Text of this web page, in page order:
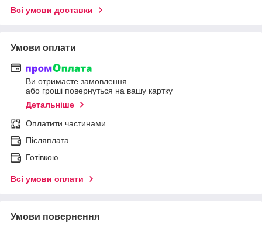
Всі умови доставки
Умови оплати
Ви отримаєте замовлення
або гроші повернуться на вашу картку
Детальніше
Оплатити частинами
Післяплата
Готівкою
Всі умови оплати
Умови повернення